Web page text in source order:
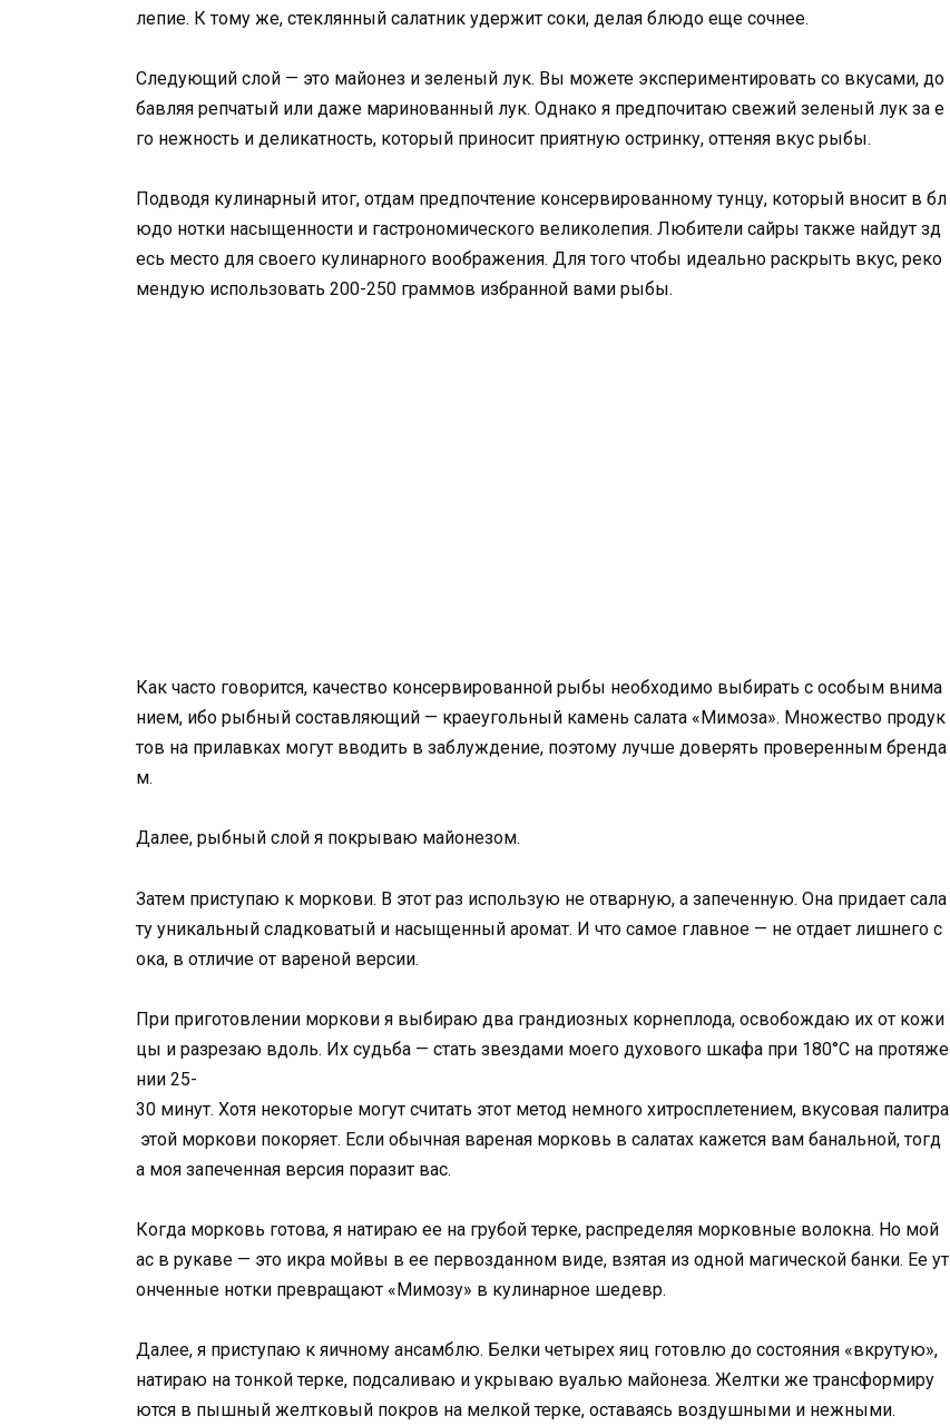
лепие. К тому же, стеклянный салатник удержит соки, делая блюдо еще сочнее.
Следующий слой — это майонез и зеленый лук. Вы можете экспериментировать со вкусами, до
бавляя репчатый или даже маринованный лук. Однако я предпочитаю свежий зеленый лук за е
го нежность и деликатность, который приносит приятную остринку, оттеняя вкус рыбы.
Подводя кулинарный итог, отдам предпочтение консервированному тунцу, который вносит в бл
юдо нотки насыщенности и гастрономического великолепия. Любители сайры также найдут зд
есь место для своего кулинарного воображения. Для того чтобы идеально раскрыть вкус, реко
мендую использовать 200-250 граммов избранной вами рыбы.
Как часто говорится, качество консервированной рыбы необходимо выбирать с особым внима
нием, ибо рыбный составляющий — краеугольный камень салата «Мимоза». Множество продук
тов на прилавках могут вводить в заблуждение, поэтому лучше доверять проверенным бренда
м.
Далее, рыбный слой я покрываю майонезом.
Затем приступаю к моркови. В этот раз использую не отварную, а запеченную. Она придает сала
ту уникальный сладковатый и насыщенный аромат. И что самое главное — не отдает лишнего с
ока, в отличие от вареной версии.
При приготовлении моркови я выбираю два грандиозных корнеплода, освобождаю их от кожи
цы и разрезаю вдоль. Их судьба — стать звездами моего духового шкафа при 180°C на протяже
нии 25-
30 минут. Хотя некоторые могут считать этот метод немного хитросплетением, вкусовая палитра
этой моркови покоряет. Если обычная вареная морковь в салатах кажется вам банальной, тогд
а моя запеченная версия поразит вас.
Когда морковь готова, я натираю ее на грубой терке, распределяя морковные волокна. Но мой
ас в рукаве — это икра мойвы в ее первозданном виде, взятая из одной магической банки. Ее ут
онченные нотки превращают «Мимозу» в кулинарное шедевр.
Далее, я приступаю к яичному ансамблю. Белки четырех яиц готовлю до состояния «вкрутую»,
натираю на тонкой терке, подсаливаю и укрываю вуалью майонеза. Желтки же трансформиру
ются в пышный желтковый покров на мелкой терке, оставаясь воздушными и нежными.